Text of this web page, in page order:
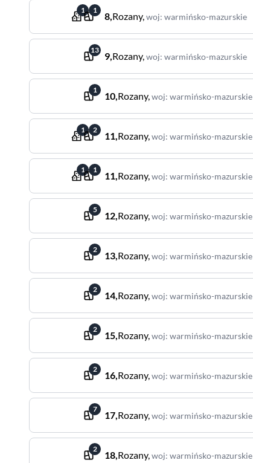
1 1
8,Rozany,woj: warmińsko-mazurskie
13
9,Rozany,woj: warmińsko-mazurskie
1
10,Rozany,woj: warmińsko-mazurskie
1 2
11,Rozany,woj: warmińsko-mazurskie
1 1
11,Rozany,woj: warmińsko-mazurskie
5
12,Rozany,woj: warmińsko-mazurskie
2
13,Rozany,woj: warmińsko-mazurskie
2
14,Rozany,woj: warmińsko-mazurskie
2
15,Rozany,woj: warmińsko-mazurskie
2
16,Rozany,woj: warmińsko-mazurskie
7
17,Rozany,woj: warmińsko-mazurskie
2
18,Rozany,woj: warmińsko-mazurskie